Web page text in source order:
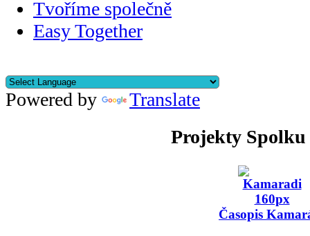
Tvoříme společně
Easy Together
Powered by
Translate
Projekty Spolku
Časopis